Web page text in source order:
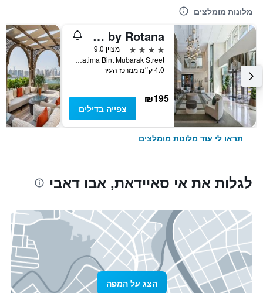
מלונות מומלצים
Al Maha Arjaan by Rotana
4 כוכבים
מצוין 9.0
Fatima Bint Mubarak Street, אבו דאבי, איחוד האמירויות הערביות
4.0 ק״מ ממרכז העיר
₪195
צפייה בדילים
תראו לי עוד מלונות מומלצים
לגלות את אי סאיידאת, אבו דאבי
הצג על המפה